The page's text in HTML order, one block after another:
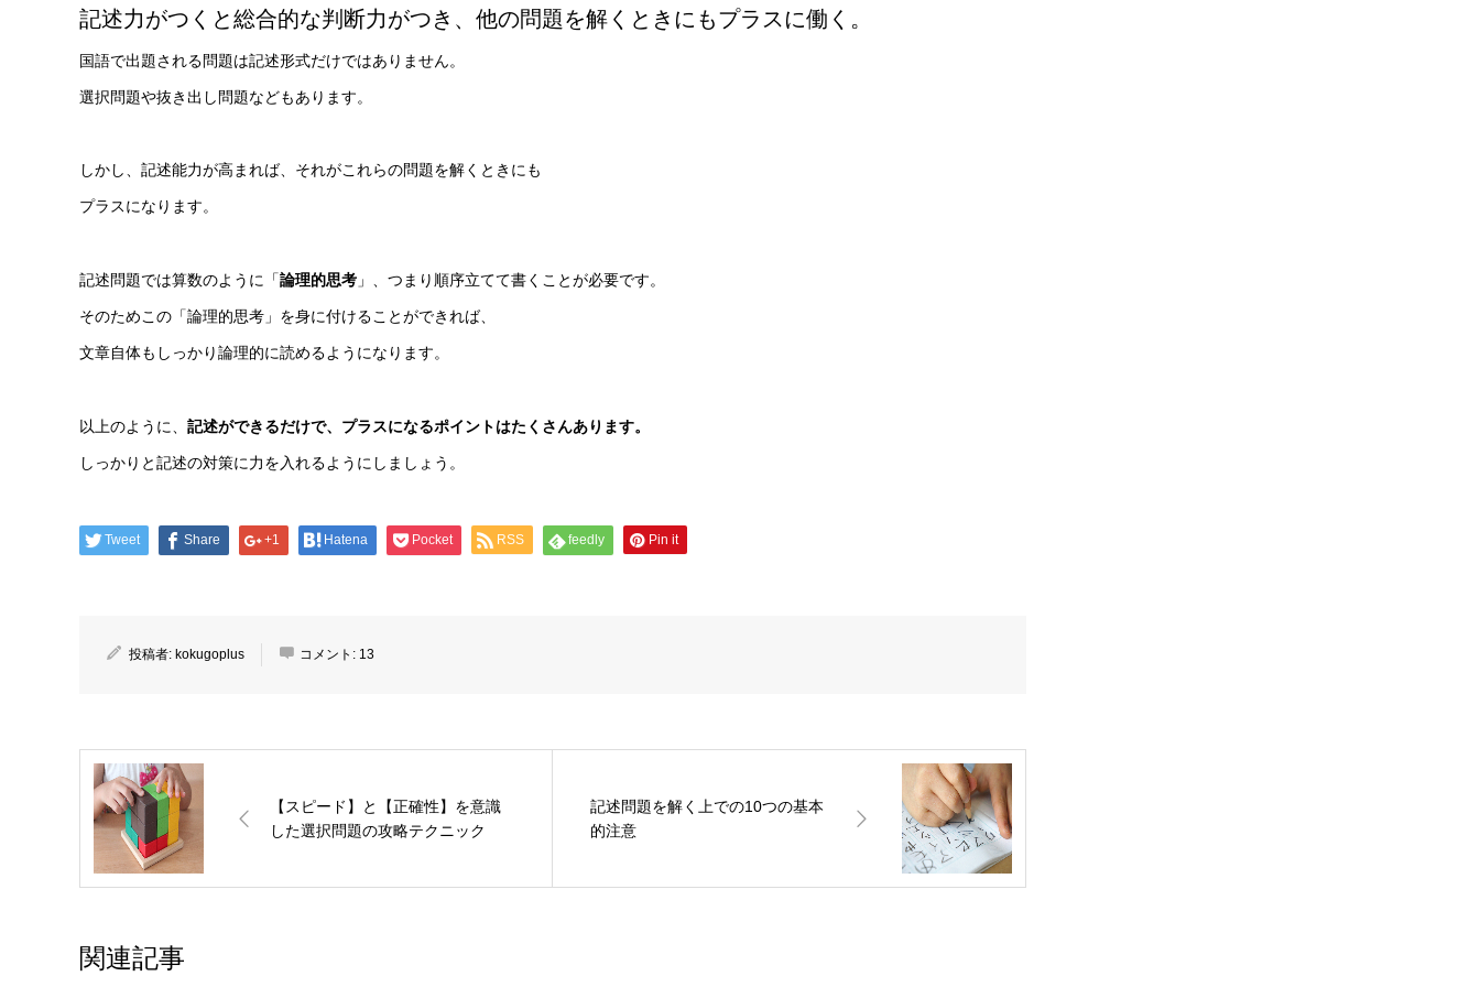
記述力がつくと総合的な判断力がつき、他の問題を解くときにもプラスに働く。
国語で出題される問題は記述形式だけではありません。
選択問題や抜き出し問題などもあります。
しかし、記述能力が高まれば、それがこれらの問題を解くときにも
プラスになります。
記述問題では算数のように「論理的思考 」、つまり順序立てて書くことが必要です。
そのためこの「論理的思考」を身に付けることができれば、
文章自体もしっかり論理的に読めるようになります。
以上のように、 記述ができるだけで、プラスになるポイントはたくさんあります。
しっかりと記述の対策に力を入れるようにしましょう。
Tweet Share +1 Hatena Pocket RSS feedly Pin it
投稿者: kokugoplus コメント: 13
【スピード】と【正確性】を意識
した選択問題の攻略テクニック
記述問題を解く上での10つの基本
的注意
関連記事